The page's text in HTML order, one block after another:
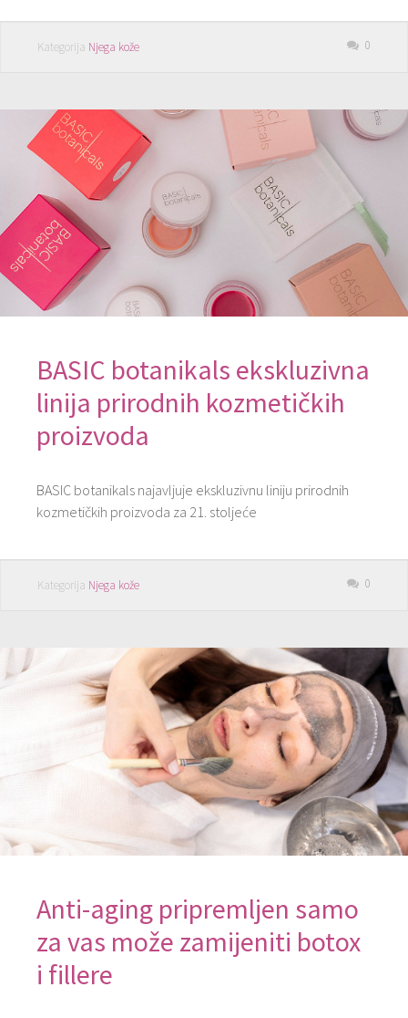
Kategorija Njega kože 0
BASIC botanikals ekskluzivna
linija prirodnih kozmetičkih
proizvoda
BASIC botanikals najavljuje ekskluzivnu liniju prirodnih
kozmetičkih proizvoda za 21. stoljeće
Kategorija Njega kože 0
Anti-aging pripremljen samo
za vas može ​zamijeniti ​botox
i fillere​ ​